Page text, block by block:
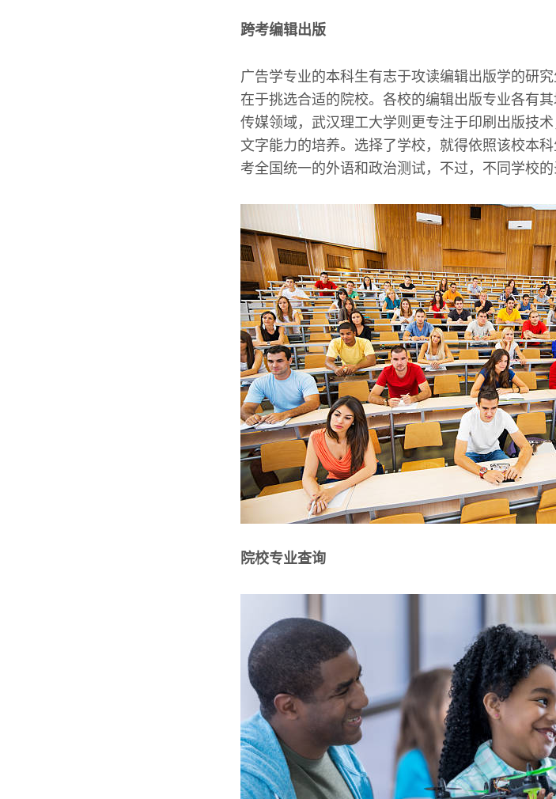
跨考编辑出版
广告学专业的本科生有志于攻读编辑出版学的研
在于挑选合适的院校。各校的编辑出版专业各有
传媒领域，武汉理工大学则更专注于印刷出版技
文字能力的培养。选择了学校，就得依照该校本
考全国统一的外语和政治测试，不过，不同学校的
院校专业查询